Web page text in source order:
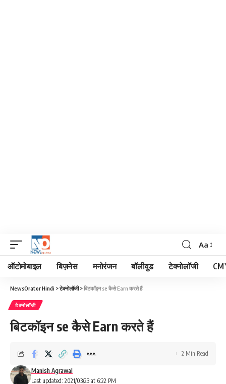
Font
Resizer
Aa
ऑटोमोबाइल बिज़नेस मनोरंजन बॉलीवुड टेक्नोलॉजी CM
NewsOrator Hindi >टेक्नोलॉजी>बिटकॉइन se कैसे Earn करते हैं
टेक्नोलॉजी
बिटकॉइन se कैसे Earn करते हैं
Last updated: 2021/03/23 at 6:22 PM
Manish Agrawal
2 Min Read